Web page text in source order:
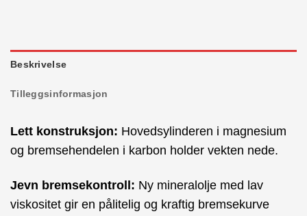
Beskrivelse
Tilleggsinformasjon
Lett konstruksjon: Hovedsylinderen i magnesium
og bremsehendelen i karbon holder vekten nede.
Jevn bremsekontroll: Ny mineralolje med lav
viskositet gir en pålitelig og kraftig bremsekurve